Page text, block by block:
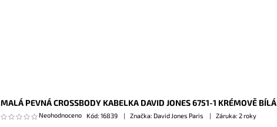
MALÁ PEVNÁ CROSSBODY KABELKA DAVID JONES 6751-1 KRÉMOVĚ BÍLÁ
Neohodnoceno Kód: 16839 Značka: David Jones Paris Záruka: 2 roky